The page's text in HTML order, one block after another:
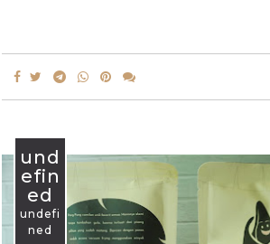
und
efin
ed
undefi
ned